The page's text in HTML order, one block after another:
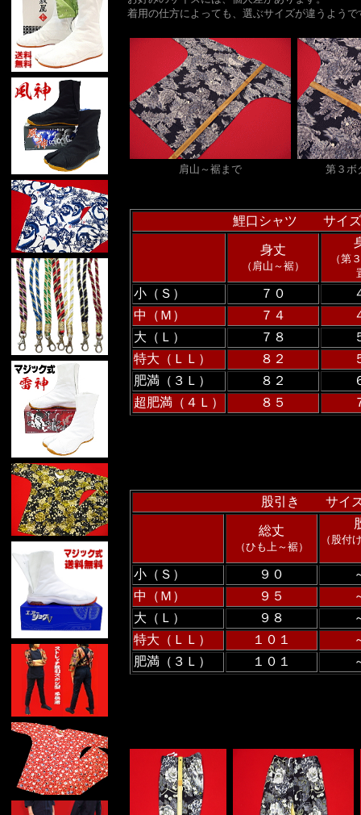
着用の仕方によっても、選ぶサイズが違うようで
肩山～裾まで 第３ボ
鯉口シャツ サイ
身丈
（肩山～裾）
（第
小（Ｓ） ７０
中（Ｍ）
７４
大（Ｌ）
７８
特大（ＬＬ）
８２
肥満（３Ｌ）
８２
超肥満（４Ｌ）
８５
股引き サイ
総丈
（ひも上～裾）
（股付
小（Ｓ） ９０
中（Ｍ）
９５
大（Ｌ）
９８
特大（ＬＬ）
１０１
肥満（３Ｌ）
１０１